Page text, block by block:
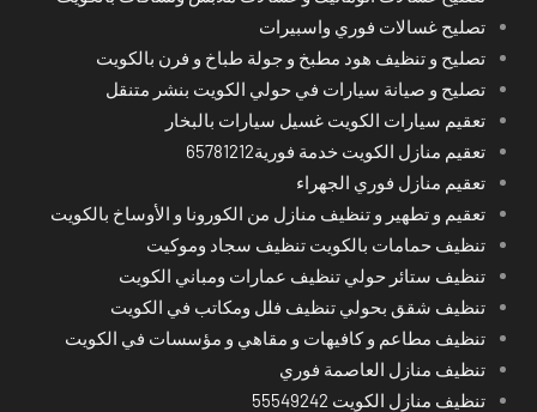
تصليح غسالات فوري واسبيرات
تصليح و تنظيف هود مطبخ و جولة طباخ و فرن بالكويت
تصليح و صيانة سيارات في حولي الكويت بنشر متنقل
تعقيم سيارات الكويت غسيل سيارات بالبخار
تعقيم منازل الكويت خدمة فورية65781212
تعقيم منازل فوري الجهراء
تعقيم و تطهير و تنظيف منازل من الكورونا و الأوساخ بالكويت
تنظيف حمامات بالكويت تنظيف سجاد وموكيت
تنظيف ستائر حولي تنظيف عمارات ومباني الكويت
تنظيف شقق بحولي تنظيف فلل ومكاتب في الكويت
تنظيف مطاعم و كافيهات و مقاهي و مؤسسات في الكويت
تنظيف منازل العاصمة فوري
تنظيف منازل الكويت 55549242